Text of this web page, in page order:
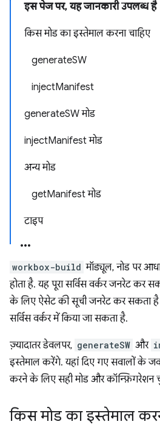
इस पेज पर, यह जानकारी उपलब्ध है
किस मोड का इस्तेमाल करना चाहिए
generateSW
injectManifest
generateSW मोड
injectManifest मोड
अन्य मोड
getManifest मोड
टाइप
workbox-build मॉड्यूल, नोड पर
होता है. यह पूरा सर्विस वर्कर जनरेट कर
के लिए ऐसेट की सूची जनरेट कर सकता है
सर्विस वर्कर में किया जा सकता है.
ज़्यादातर डेवलपर, generateSW और
इस्तेमाल करेंगे. यहां दिए गए सवालों के
करने के लिए सही मोड और कॉन्फ़िगरेशन
किस मोड का इस्तेमाल